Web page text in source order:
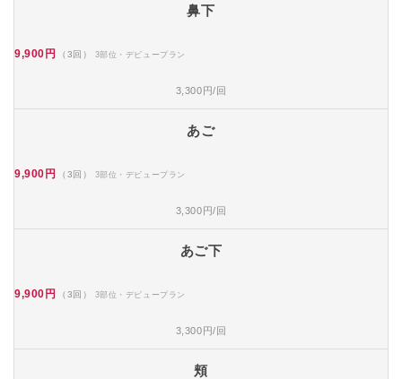
鼻下
9,900円 （3回） 3部位・デビュープラン
3,300円/回
あご
9,900円 （3回） 3部位・デビュープラン
3,300円/回
あご下
9,900円 （3回） 3部位・デビュープラン
3,300円/回
頬